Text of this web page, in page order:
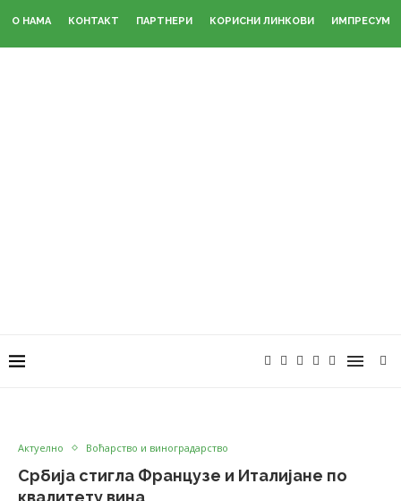
О НАМА КОНТАКТ ПАРТНЕРИ КОРИСНИ ЛИНКОВИ ИМПРЕСУМ
Актуелно Воћарство и виноградарство
Србија стигла Французе и Италијане по
квалитету вина